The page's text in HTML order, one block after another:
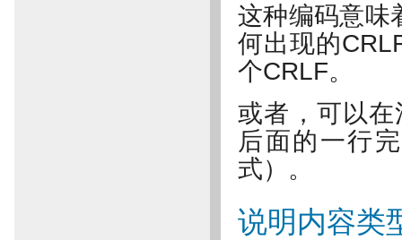
这种编码意味
何出现的
个CRLF。
或者，可以
后面的一行
式）。
说明内容类